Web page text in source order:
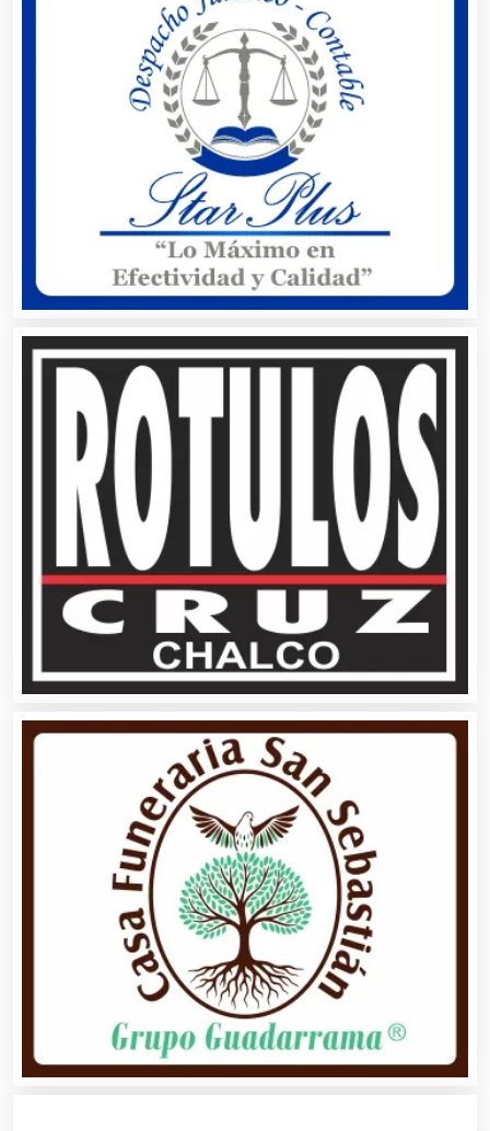
Alquiler de Sillas y Mesas
Alquiler de Trajes de Etiqueta
Alta Costura
Aluminio
Ambulancias
Análisis Clínicos
Análisis de Aguas
Animadores de Eventos
Aparatos y Equipos Eléctricos
Artes Gráficas
Artesanías
Artículos de Oficina
Artículos de Piel
Artículos Deportivos